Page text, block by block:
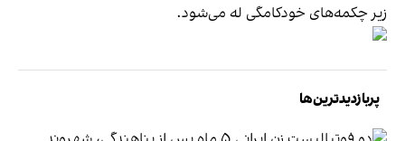
زیر چکمه‌های خودکامگی له می‌شود.
پربازدیدترین‌ها